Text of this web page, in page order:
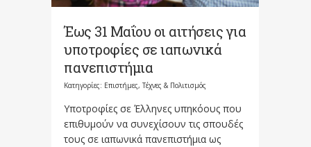
Έως 31 Μαΐου οι αιτήσεις για
υποτροφίες σε ιαπωνικά
πανεπιστήμια
Κατηγορίες: Επιστήμες, Τέχνες & Πολιτισμός
Υποτροφίες σε Έλληνες υπηκόους που
επιθυμούν να συνεχίσουν τις σπουδές
τους σε ιαπωνικά πανεπιστήμια ως